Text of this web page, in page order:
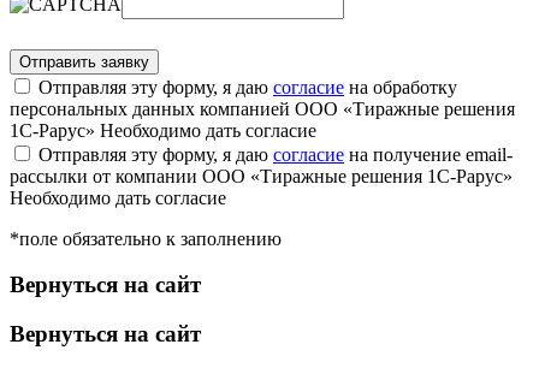
Отправляя эту форму, я даю согласие на обработку
персональных данных компанией ООО «Тиражные решения
1С-Рарус» Необходимо дать согласие
Отправляя эту форму, я даю согласие на получение email-
рассылки от компании ООО «Тиражные решения 1С-Рарус»
Необходимо дать согласие
*поле обязательно к заполнению
Вернуться на сайт
Вернуться на сайт